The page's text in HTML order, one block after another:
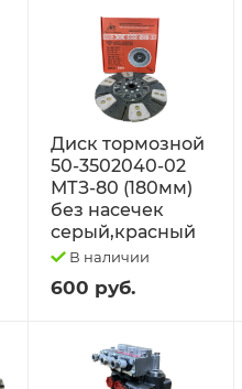
Диск тормозной
50-3502040-02
МТЗ-80 (180мм)
без насечек
серый,красный
В наличии
600 руб.